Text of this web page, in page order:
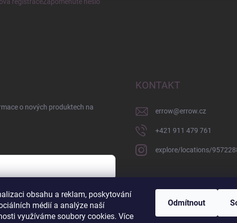
obsahu a reklam, poskytování
médií a analýze naší
využíváme soubory cookies. Více
Odmítnout
o nových produktech na
osobních údajů
KONTAKT
errow@errow.cz
+421 911 479 761
explore/locations/